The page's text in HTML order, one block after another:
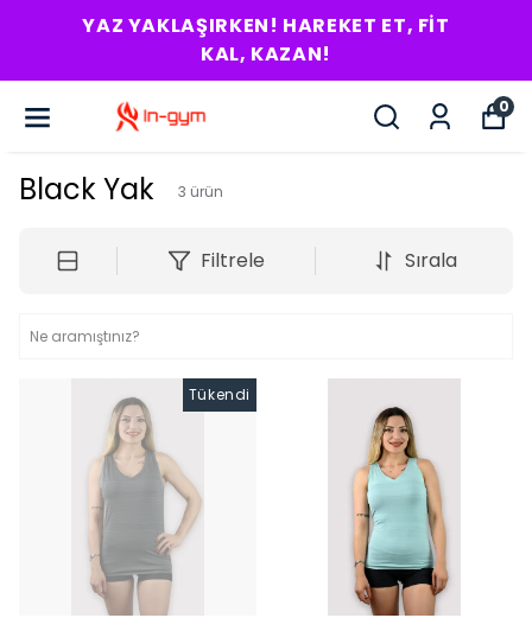
YAZ YAKLAŞIRKEN! HAREKET ET, FIT
KAL, KAZAN!
0
Black Yak 3 ürün
Filtrele Sırala
Tükendi